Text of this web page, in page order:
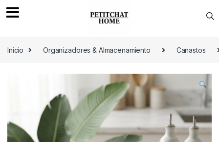
Inicio
Organizadores & Almacenamiento Canastos